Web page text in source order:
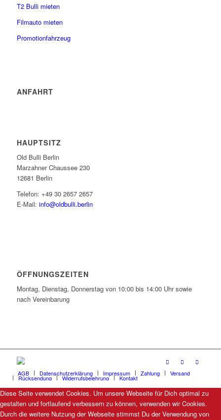
T2 Bulli mieten
Filmauto mieten
Promotionfahrzeug
ANFAHRT
HAUPTSITZ
Old Bulli Berlin
Marzahner Chaussee 230
12681 Berlin
Telefon: +49 30 2657 2657
E-Mail: info@oldbulli.berlin
ÖFFNUNGSZEITEN
Montag, Dienstag, Donnerstag von 10:00 bis 14:00 Uhr sowie
nach Vereinbarung
AGB Datenschutzerklärung Impressum Zahlung Versand
Rücksendung Widerrufsbelehrung Kontakt
Diese Seite verwendet Cookies. Um unsere Webseite für Dich optimal zu
gestalten und fortlaufend verbessern zu können, verwenden wir Cookies.
Durch die weitere Nutzung der Webseite stimmst Du der Verwendung von